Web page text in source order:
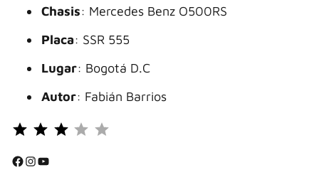
Chasis: Mercedes Benz O500RS
Placa: SSR 555
Lugar: Bogotá D.C
Autor: Fabián Barrios
⭐
Facebook InstagramYouTube